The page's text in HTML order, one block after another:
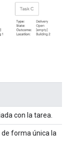
con la tarea.
de forma única la